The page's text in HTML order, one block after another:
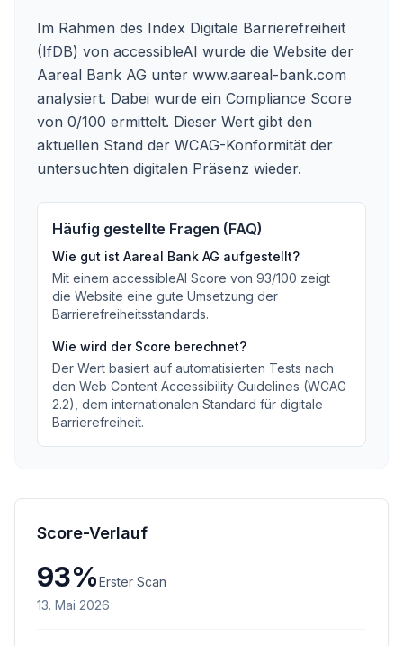
Im Rahmen des Index Digitale Barrierefreiheit
(IfDB) von accessibleAI wurde die Website der
Aareal Bank AG unter www.aareal-bank.com
analysiert. Dabei wurde ein Compliance Score
von 0/100 ermittelt. Dieser Wert gibt den
aktuellen Stand der WCAG-Konformität der
untersuchten digitalen Präsenz wieder.
Häufig gestellte Fragen (FAQ)
Wie gut ist Aareal Bank AG aufgestellt?
Mit einem accessibleAI Score von 93/100 zeigt
die Website eine gute Umsetzung der
Barrierefreiheitsstandards.
Wie wird der Score berechnet?
Der Wert basiert auf automatisierten Tests nach
den Web Content Accessibility Guidelines (WCAG
2.2), dem internationalen Standard für digitale
Barrierefreiheit.
Score-Verlauf
93%Erster Scan
13. Mai 2026